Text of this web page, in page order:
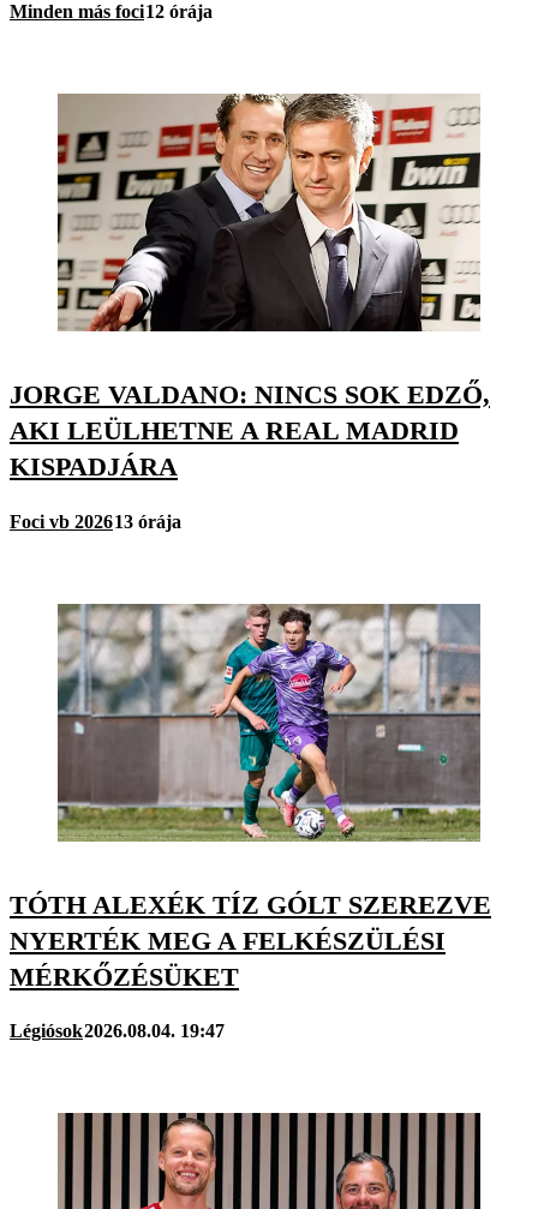
Minden más foci12 órája
JORGE VALDANO: NINCS SOK EDZŐ,
AKI LEÜLHETNE A REAL MADRID
KISPADJÁRA
Foci vb 202613 órája
TÓTH ALEXÉK TÍZ GÓLT SZEREZVE
NYERTÉK MEG A FELKÉSZÜLÉSI
MÉRKŐZÉSÜKET
Légiósok2026.08.04. 19:47